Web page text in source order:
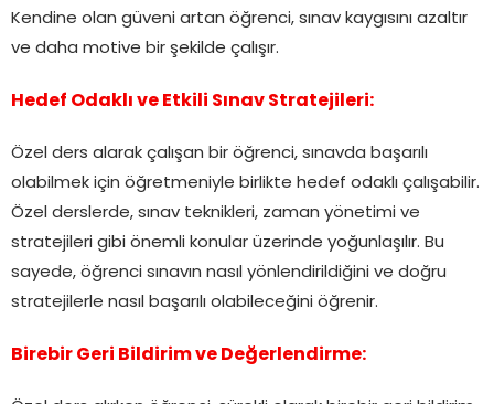
Kendine olan güveni artan öğrenci, sınav kaygısını azaltır
ve daha motive bir şekilde çalışır.
Hedef Odaklı ve Etkili Sınav Stratejileri:
Özel ders alarak çalışan bir öğrenci, sınavda başarılı
olabilmek için öğretmeniyle birlikte hedef odaklı çalışabilir.
Özel derslerde, sınav teknikleri, zaman yönetimi ve
stratejileri gibi önemli konular üzerinde yoğunlaşılır. Bu
sayede, öğrenci sınavın nasıl yönlendirildiğini ve doğru
stratejilerle nasıl başarılı olabileceğini öğrenir.
Birebir Geri Bildirim ve Değerlendirme: